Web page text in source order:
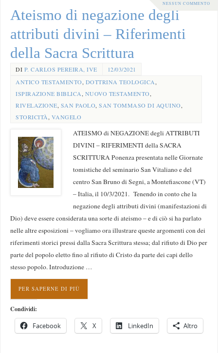
NESSUN COMMENTO
Ateismo di negazione degli
attributi divini – Riferimenti
della Sacra Scrittura
DI P. CARLOS PEREIRA, IVE
12/03/2021
ANTICO TESTAMENTO, DOTTRINA TEOLOGICA,
ISPIRAZIONE BIBLICA, NUOVO TESTAMENTO,
RIVELAZIONE, SAN PAOLO,SAN TOMMASO DI AQUINO,
STORICITÀ, VANGELO
ATEISMO di NEGAZIONE degli ATTRIBUTI
DIVINI – RIFERIMENTI della SACRA
SCRITTURA Ponenza presentata nelle Giornate
tomistiche del seminario San Vitaliano e del
centro San Bruno di Segni, a Montefiascone (VT)
– Italia, il 10/3/2021. Tenendo in conto che la
negazione degli attributi divini (manifestazioni di
Dio) deve essere considerata una sorte di ateismo – e di ciò si ha parlato
nelle altre esposizioni – vogliamo ora illustrare queste argomenti con dei
riferimenti storici pressi dalla Sacra Scrittura stessa; dal rifiuto di Dio per
parte del popolo eletto fino al rifiuto di Cristo da parte dei capi dello
stesso popolo. Introduzione …
PER SAPERNE DI PIÙ
Condividi:
Facebook X LinkedIn Altro